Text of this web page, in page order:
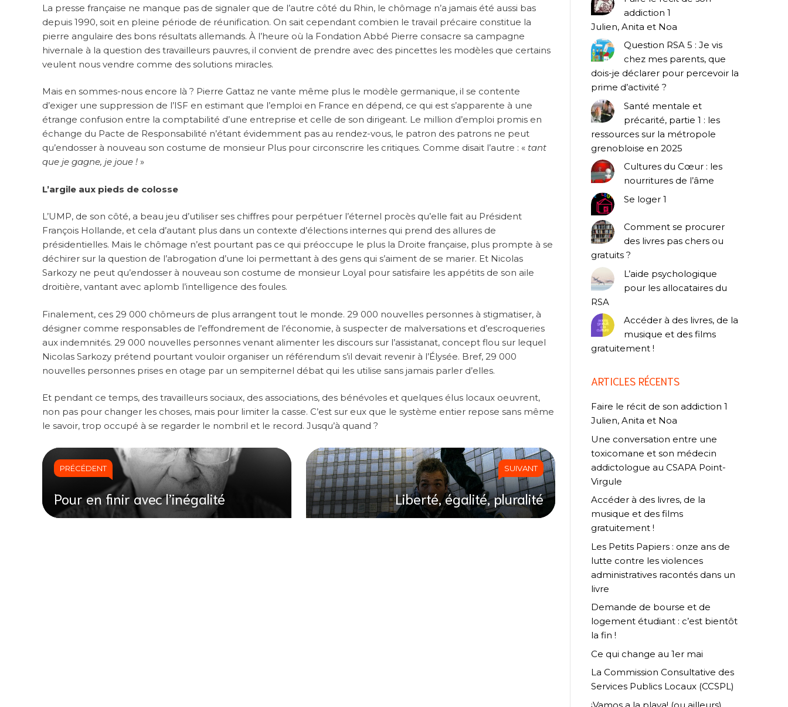
La presse française ne manque pas de signaler que de l’autre côté du Rhin, le chômage n’a jamais été aussi bas
depuis 1990, soit en pleine période de réunification. On sait cependant combien le travail précaire constitue la
pierre angulaire des bons résultats allemands. À l’heure où la Fondation Abbé Pierre consacre sa campagne
hivernale à la question des travailleurs pauvres, il convient de prendre avec des pincettes les modèles que certains
veulent nous vendre comme des solutions miracles.
Mais en sommes-nous encore là ? Pierre Gattaz ne vante même plus le modèle germanique, il se contente
d’exiger une suppression de l’ISF en estimant que l’emploi en France en dépend, ce qui est s’apparente à une
étrange confusion entre la comptabilité d’une entreprise et celle de son dirigeant. Le million d’emploi promis en
échange du Pacte de Responsabilité n’étant évidemment pas au rendez-vous, le patron des patrons ne peut
qu’endosser à nouveau son costume de monsieur Plus pour circonscrire les critiques. Comme disait l’autre : « tant
que je gagne, je joue ! »
L’argile aux pieds de colosse
L’UMP, de son côté, a beau jeu d’utiliser ses chiffres pour perpétuer l’éternel procès qu’elle fait au Président
François Hollande, et cela d’autant plus dans un contexte d’élections internes qui prend des allures de
présidentielles. Mais le chômage n’est pourtant pas ce qui préoccupe le plus la Droite française, plus prompte à se
déchirer sur la question de l’abrogation d’une loi permettant à des gens qui s’aiment de se marier. Et Nicolas
Sarkozy ne peut qu’endosser à nouveau son costume de monsieur Loyal pour satisfaire les appétits de son aile
droitière, vantant avec aplomb l’intelligence des foules.
Finalement, ces 29 000 chômeurs de plus arrangent tout le monde. 29 000 nouvelles personnes à stigmatiser, à
désigner comme responsables de l’effondrement de l’économie, à suspecter de malversations et d’escroqueries
aux indemnités. 29 000 nouvelles personnes venant alimenter les discours sur l’assistanat, concept flou sur lequel
Nicolas Sarkozy prétend pourtant vouloir organiser un référendum s’il devait revenir à l’Élysée. Bref, 29 000
nouvelles personnes prises en otage par un sempiternel débat qui les utilise sans jamais parler d’elles.
Et pendant ce temps, des travailleurs sociaux, des associations, des bénévoles et quelques élus locaux oeuvrent,
non pas pour changer les choses, mais pour limiter la casse. C’est sur eux que le système entier repose sans même
le savoir, trop occupé à se regarder le nombril et le record. Jusqu’à quand ?
PRÉCÉDENT
Pour en finir avec l’inégalité
SUIVANT
Liberté, égalité, pluralité
addiction 1
Julien, Anita et Noa
Question RSA 5 : Je vis
chez mes parents, que
dois-je déclarer pour percevoir la
prime d’activité ?
Santé mentale et
précarité, partie 1 : les
ressources sur la métropole
grenobloise en 2025
Cultures du Cœur : les
nourritures de l’âme
Se loger 1
Comment se procurer
des livres pas chers ou
gratuits ?
L’aide psychologique
pour les allocataires du
RSA
Accéder à des livres, de la
musique et des films
gratuitement !
ARTICLES RÉCENTS
Faire le récit de son addiction 1
Julien, Anita et Noa
Une conversation entre une
toxicomane et son médecin
addictologue au CSAPA Point-
Virgule
Accéder à des livres, de la
musique et des films
gratuitement !
Les Petits Papiers : onze ans de
lutte contre les violences
administratives racontés dans un
livre
Demande de bourse et de
logement étudiant : c’est bientôt
la fin !
Ce qui change au 1er mai
La Commission Consultative des
Services Publics Locaux (CCSPL)